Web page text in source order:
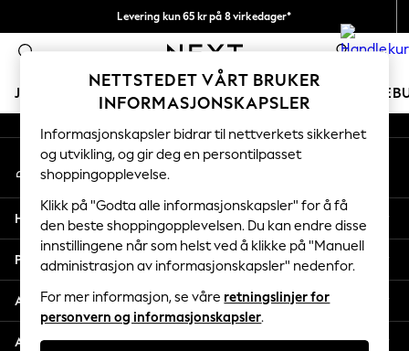
Levering kun 65 kr på 8 virkedager*
Vi betaler alle tollavgifter 0
JENTER GUTTER BABY KVINNER MENN
GIRLS
New In
50 - 92cm
98 - 110cm
116 - 134cm
140 - 174cm
Trending: Top & Short Sets
Trending: Clogs
Toy Story
THE SET
An error occurred on client
Våre sosiale nettverk
Min konto
Logg inn på kontoen din
Hjelp
Personvern & Juridisk
Avdelinger
Andre tjenester
NETTSTEDET VÅRT BRUKER
INFORMASJONSKAPSLER
Informasjonskapsler bidrar til nettverkets sikkerhet
og utvikling, og gir deg en persontilpasset
shoppingopplevelse.
Klikk på "Godta alle informasjonskapsler" for å få
den beste shoppingopplevelsen. Du kan endre disse
innstillingene når som helst ved å klikke på "Manuell
administrasjon av informasjonskapsler" nedenfor.
For mer informasjon, se våre retningslinjer for
personvern og informasjonskapsler.